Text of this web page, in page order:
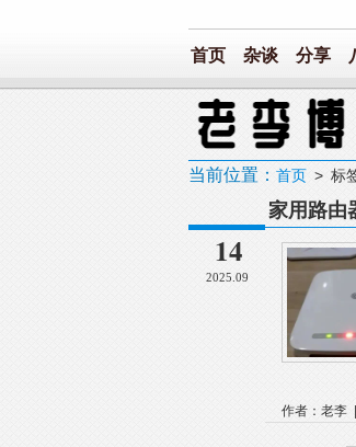
首页 杂谈 分享
当前位置： 首页 > 标
14
2025.09
家用路由
作者：老李 |